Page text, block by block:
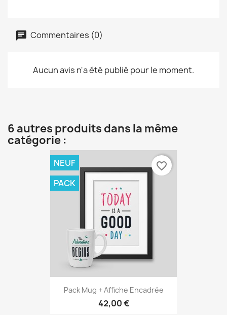
Commentaires (0)
Aucun avis n'a été publié pour le moment.
6 autres produits dans la même
catégorie :
Pack Mug + Affiche Encadrée
42,00 €
NEUF
PACK
favorite_border